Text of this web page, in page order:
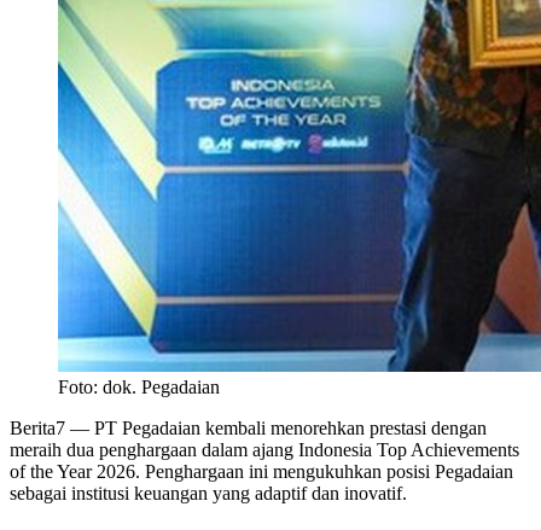
Foto: dok. Pegadaian
Berita7 — PT Pegadaian kembali menorehkan prestasi dengan
meraih dua penghargaan dalam ajang Indonesia Top Achievements
of the Year 2026. Penghargaan ini mengukuhkan posisi Pegadaian
sebagai institusi keuangan yang adaptif dan inovatif.